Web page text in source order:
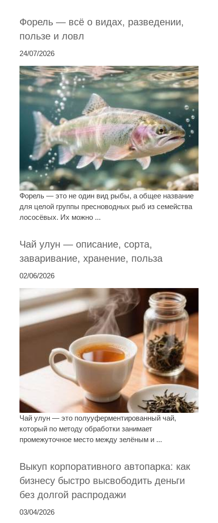
Форель — всё о видах, разведении,
пользе и ловл
24/07/2026
Форель — это не один вид рыбы, а общее название
для целой группы пресноводных рыб из семейства
лососёвых. Их можно ...
Чай улун — описание, сорта,
заваривание, хранение, польза
02/06/2026
Чай улун — это полууферментированный чай,
который по методу обработки занимает
промежуточное место между зелёным и ...
Выкуп корпоративного автопарка: как
бизнесу быстро высвободить деньги
без долгой распродажи
03/04/2026